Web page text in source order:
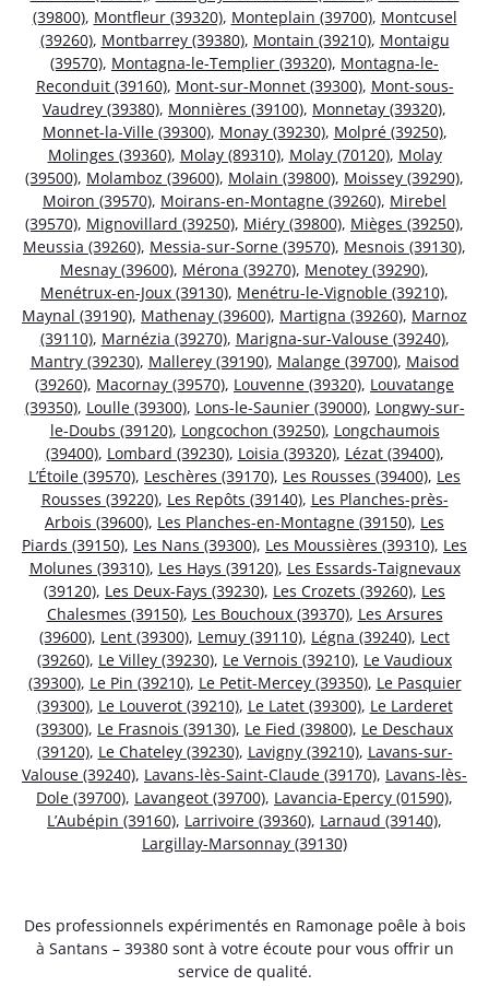
(39800), Montfleur (39320), Monteplain (39700), Montcusel
(39260), Montbarrey (39380), Montain (39210), Montaigu
(39570), Montagna-le-Templier (39320), Montagna-le-
Reconduit (39160), Mont-sur-Monnet (39300), Mont-sous-
Vaudrey (39380), Monnières (39100), Monnetay (39320),
Monnet-la-Ville (39300), Monay (39230), Molpré (39250),
Molinges (39360), Molay (89310), Molay (70120), Molay
(39500), Molamboz (39600), Molain (39800), Moissey (39290),
Moiron (39570), Moirans-en-Montagne (39260), Mirebel
(39570), Mignovillard (39250), Miéry (39800), Mièges (39250),
Meussia (39260), Messia-sur-Sorne (39570), Mesnois (39130),
Mesnay (39600), Mérona (39270), Menotey (39290),
Menétrux-en-Joux (39130), Menétru-le-Vignoble (39210),
Maynal (39190), Mathenay (39600), Martigna (39260), Marnoz
(39110), Marnézia (39270), Marigna-sur-Valouse (39240),
Mantry (39230), Mallerey (39190), Malange (39700), Maisod
(39260), Macornay (39570), Louvenne (39320), Louvatange
(39350), Loulle (39300), Lons-le-Saunier (39000), Longwy-sur-
le-Doubs (39120), Longcochon (39250), Longchaumois
(39400), Lombard (39230), Loisia (39320), Lézat (39400),
L’Étoile (39570), Leschères (39170), Les Rousses (39400), Les
Rousses (39220), Les Repôts (39140), Les Planches-près-
Arbois (39600), Les Planches-en-Montagne (39150), Les
Piards (39150), Les Nans (39300), Les Moussières (39310), Les
Molunes (39310), Les Hays (39120), Les Essards-Taignevaux
(39120), Les Deux-Fays (39230), Les Crozets (39260), Les
Chalesmes (39150), Les Bouchoux (39370), Les Arsures
(39600), Lent (39300), Lemuy (39110), Légna (39240), Lect
(39260), Le Villey (39230), Le Vernois (39210), Le Vaudioux
(39300), Le Pin (39210), Le Petit-Mercey (39350), Le Pasquier
(39300), Le Louverot (39210), Le Latet (39300), Le Larderet
(39300), Le Frasnois (39130), Le Fied (39800), Le Deschaux
(39120), Le Chateley (39230), Lavigny (39210), Lavans-sur-
Valouse (39240), Lavans-lès-Saint-Claude (39170), Lavans-lès-
Dole (39700), Lavangeot (39700), Lavancia-Epercy (01590),
L’Aubépin (39160), Larrivoire (39360), Larnaud (39140),
Largillay-Marsonnay (39130)
Des professionnels expérimentés en Ramonage poêle à bois
à Santans – 39380 sont à votre écoute pour vous offrir un
service de qualité.